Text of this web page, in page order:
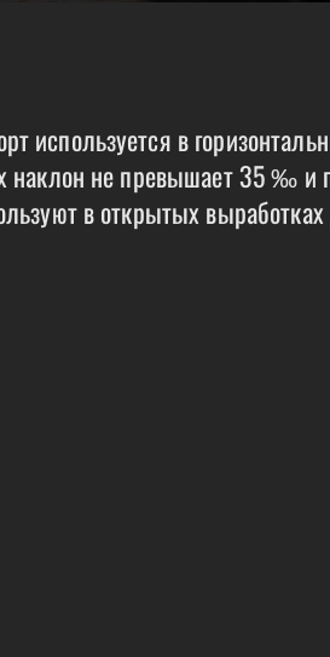
используется в
наклон не превышает 35 ‰ и
в открытых